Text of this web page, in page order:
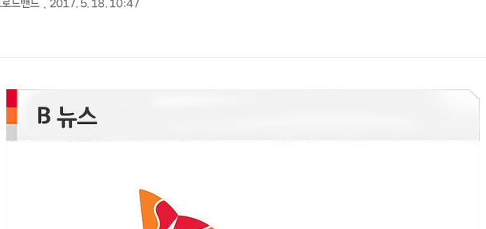
드밴드 2017. 5. 18. 10:47